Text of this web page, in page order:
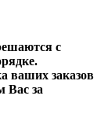
с
ваших заказов
Вас за